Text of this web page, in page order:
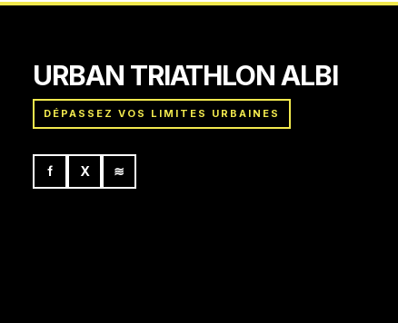
URBAN TRIATHLON ALBI
DÉPASSEZ VOS LIMITES URBAINES
f X ≋